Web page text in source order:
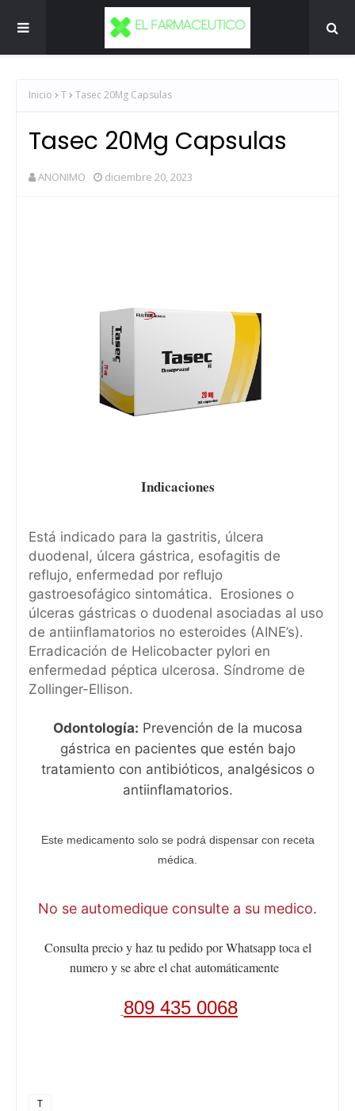
Inicio T Tasec 20Mg Capsulas
Tasec 20Mg Capsulas
ANONIMO diciembre 20, 2023
Indicaciones
Está indicado para la gastritis, úlcera
duodenal, úlcera gástrica, esofagitis de
reflujo, enfermedad por reflujo
gastroesofágico sintomática. Erosiones o
úlceras gástricas o duodenal asociadas al uso
de antiinflamatorios no esteroides (AINE’s).
Erradicación de Helicobacter pylori en
enfermedad péptica ulcerosa. Síndrome de
Zollinger-Ellison.
Odontología: Prevención de la mucosa
gástrica en pacientes que estén bajo
tratamiento con antibióticos, analgésicos o
antiinflamatorios.
Este medicamento solo se podrá dispensar con receta
médica.
No se automedique consulte a su medico.
Consulta precio y haz tu pedido por Whatsapp toca el
numero y se abre el chatautomáticamente
809 435 0068
T